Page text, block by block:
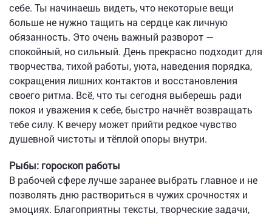
себе. Ты начинаешь видеть, что некоторые вещи
больше не нужно тащить на сердце как личную
обязанность. Это очень важный разворот —
спокойный, но сильный. День прекрасно подходит для
творчества, тихой работы, уюта, наведения порядка,
сокращения лишних контактов и восстановления
своего ритма. Всё, что ты сегодня выберешь ради
покоя и уважения к себе, быстро начнёт возвращать
тебе силу. К вечеру может прийти редкое чувство
душевной чистоты и тёплой опоры внутри.
Рыбы: гороскоп работы
В рабочей сфере лучше заранее выбрать главное и не
позволять дню раствориться в чужих срочностях и
эмоциях. Благоприятны тексты, творческие задачи,